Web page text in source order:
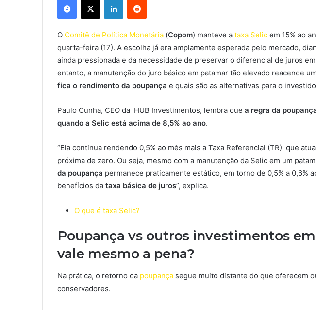
O Comitê de Política Monetária (Copom) manteve a taxa Selic em 15% ao
quarta-feira (17). A escolha já era amplamente esperada pelo mercado,
ainda pressionada e da necessidade de preservar o diferencial de juros
entanto, a manutenção do juro básico em patamar tão elevado reacende
fica o rendimento da poupança e quais são as alternativas para o
Paulo Cunha, CEO da iHUB Investimentos, lembra que a regra da
quando a Selic está acima de 8,5% ao ano.
“Ela continua rendendo 0,5% ao mês mais a Taxa Referencial (TR), que
próxima de zero. Ou seja, mesmo com a manutenção da Selic em um
da poupança permanece praticamente estático, em torno de 0,5% a 0,6%
benefícios da taxa básica de juros”, explica.
O que é taxa Selic?
Poupança vs outros investimentos
vale mesmo a pena?
Na prática, o retorno da poupança segue muito distante do que oferecem
conservadores.